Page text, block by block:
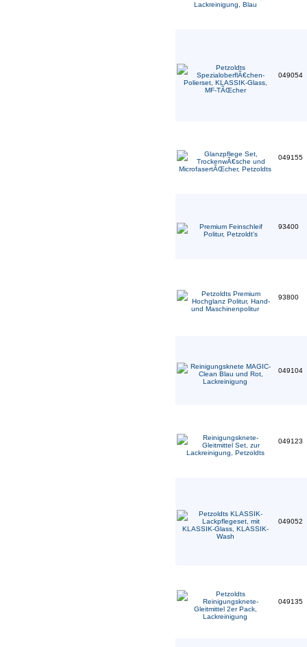
049054
049155
93400
93800
049104
049123
049052
049135